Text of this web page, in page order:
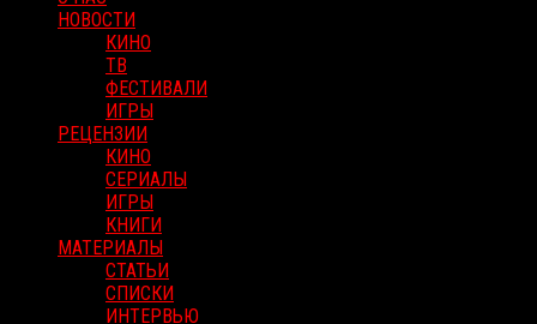
НОВОСТИ
КИНО
ТВ
ФЕСТИВАЛИ
ИГРЫ
РЕЦЕНЗИИ
КИНО
СЕРИАЛЫ
ИГРЫ
КНИГИ
МАТЕРИАЛЫ
СТАТЬИ
СПИСКИ
ИНТЕРВЬЮ